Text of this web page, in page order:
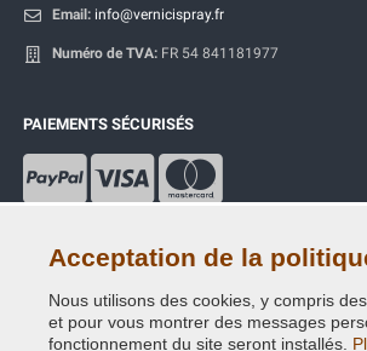
Email: info@vernicispray.fr
Numéro de TVA: FR 54 841181977
PAIEMENTS SÉCURISÉS
Copyright © 2014 - 2026. All Rights Reserved.
Visiteurs online: 595
Acceptation de la
Nous utilisons des cookies, y compris
et pour vous montrer des messages
fonctionnement du site seront installés.